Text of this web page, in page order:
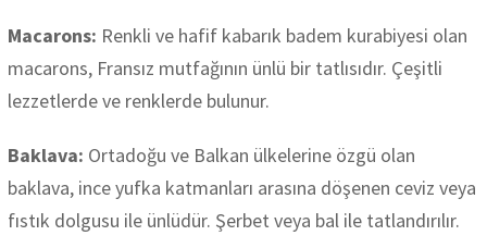
Macarons: Renkli ve hafif kabarık badem kurabiyesi olan
macarons, Fransız mutfağının ünlü bir tatlısıdır. Çeşitli
lezzetlerde ve renklerde bulunur.
Baklava: Ortadoğu ve Balkan ülkelerine özgü olan
baklava, ince yufka katmanları arasına döşenen ceviz veya
fıstık dolgusu ile ünlüdür. Şerbet veya bal ile tatlandırılır.